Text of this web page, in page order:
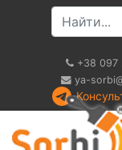
+38 097
ya-